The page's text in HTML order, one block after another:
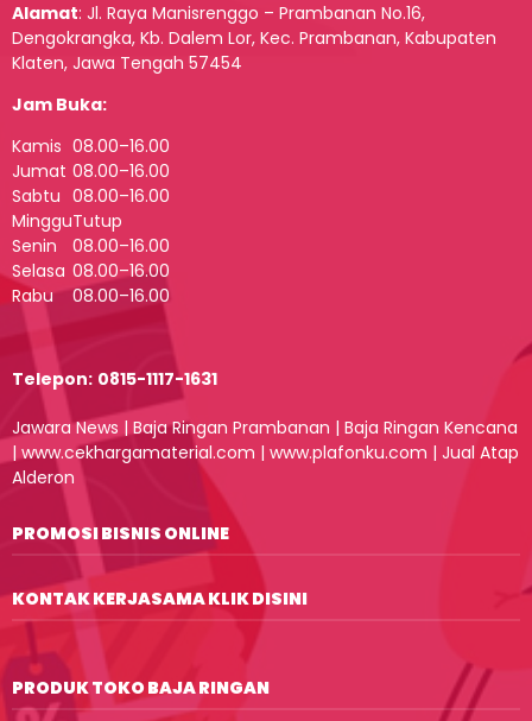
Alamat: Jl. Raya Manisrenggo – Prambanan No.16,
Dengokrangka, Kb. Dalem Lor, Kec. Prambanan, Kabupaten
Klaten, Jawa Tengah 57454
Jam Buka:
Kamis 08.00–16.00
Jumat 08.00–16.00
Sabtu 08.00–16.00
MingguTutup
Senin
08.00–16.00
Selasa 08.00–16.00
Rabu
08.00–16.00
Telepon: 0815-1117-1631
Jawara News | Baja Ringan Prambanan | Baja Ringan Kencana
|www.cekhargamaterial.com | www.plafonku.com | Jual Atap
Alderon
PROMOSI BISNIS ONLINE
KONTAK KERJASAMA KLIK DISINI
PRODUK TOKO BAJA RINGAN